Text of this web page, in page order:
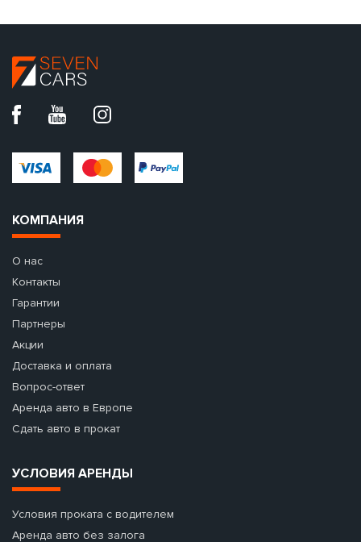
КОМПАНИЯ
О нас
Контакты
Гарантии
Партнеры
Акции
Доставка и оплата
Вопрос-ответ
Аренда авто в Европе
Сдать авто в прокат
УСЛОВИЯ АРЕНДЫ
Условия проката с водителем
Аренда авто без залога